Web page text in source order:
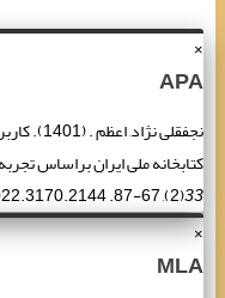
×
APA
نجفقلی
کتابخانه ‌‌‌ملی ایران براساس
33
(2), 67-87. doi: 10.30484/nastinfo.2022.3170.2144
×
MLA